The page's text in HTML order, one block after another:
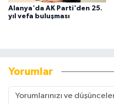
Alanya'da AK Parti'den 25.
yıl vefa buluşması
Yorumlar